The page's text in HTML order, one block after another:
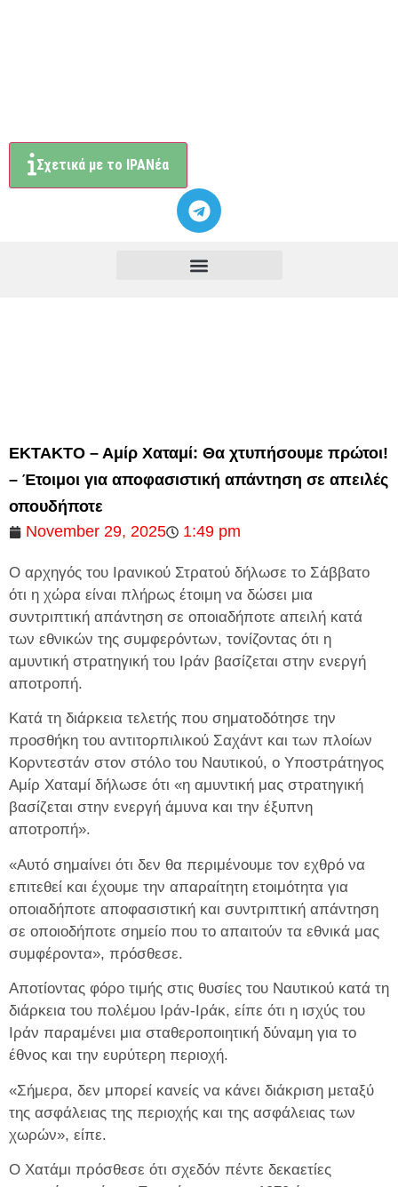
Σχετικά με το ΙΡΑΝέα
ΕΚΤΑΚΤΟ – Αμίρ Χαταμί: Θα χτυπήσουμε πρώτοι!
– Έτοιμοι για αποφασιστική απάντηση σε απειλές
οπουδήποτε
November 29, 2025
1:49 pm
Ο αρχηγός του Ιρανικού Στρατού δήλωσε το Σάββατο
ότι η χώρα είναι πλήρως έτοιμη να δώσει μια
συντριπτική απάντηση σε οποιαδήποτε απειλή κατά
των εθνικών της συμφερόντων, τονίζοντας ότι η
αμυντική στρατηγική του Ιράν βασίζεται στην ενεργή
αποτροπή.
Κατά τη διάρκεια τελετής που σηματοδότησε την
προσθήκη του αντιτορπιλικού Σαχάντ και των πλοίων
Κορντεστάν στον στόλο του Ναυτικού, ο Υποστράτηγος
Αμίρ Χαταμί δήλωσε ότι «η αμυντική μας στρατηγική
βασίζεται στην ενεργή άμυνα και την έξυπνη
αποτροπή».
«Αυτό σημαίνει ότι δεν θα περιμένουμε τον εχθρό να
επιτεθεί και έχουμε την απαραίτητη ετοιμότητα για
οποιαδήποτε αποφασιστική και συντριπτική απάντηση
σε οποιοδήποτε σημείο που το απαιτούν τα εθνικά μας
συμφέροντα», πρόσθεσε.
Αποτίοντας φόρο τιμής στις θυσίες του Ναυτικού κατά τη
διάρκεια του πολέμου Ιράν-Ιράκ, είπε ότι η ισχύς του
Ιράν παραμένει μια σταθεροποιητική δύναμη για το
έθνος και την ευρύτερη περιοχή.
«Σήμερα, δεν μπορεί κανείς να κάνει διάκριση μεταξύ
της ασφάλειας της περιοχής και της ασφάλειας των
χωρών», είπε.
Ο Χατάμι πρόσθεσε ότι σχεδόν πέντε δεκαετίες